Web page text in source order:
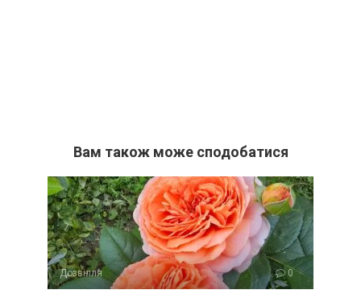
Вам також може сподобатися
Дозвілля 0